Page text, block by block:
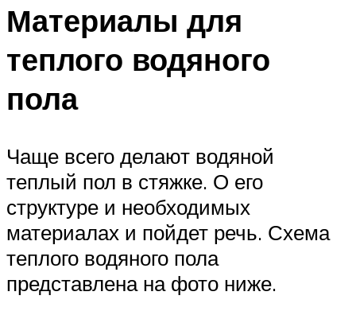
Материалы для
теплого водяного
пола
Чаще всего делают водяной
теплый пол в стяжке. О его
структуре и необходимых
материалах и пойдет речь. Схема
теплого водяного пола
представлена на фото ниже.